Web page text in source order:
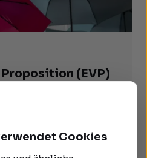
(EVP)
Value Proposition
von der Konkurrenz
auf dem Arbeitsmarkt für
wie Sie für IhrCookies